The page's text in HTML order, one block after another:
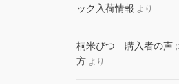
ック入荷情報 より
桐米びつ 購入者の声
方 より